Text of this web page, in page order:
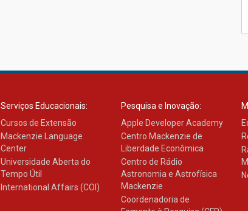
Serviços Educacionais:
Cursos de Extensão
Mackenzie Language
Center
Universidade Aberta do
Tempo Útil
International Affairs (COI)
Pesquisa e Inovação:
Apple Developer Academy
Centro Mackenzie de
Liberdade Econômica
Centro de Rádio
Astronomia e Astrofísica
Mackenzie
Coordenadoria de